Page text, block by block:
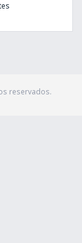
reservados.